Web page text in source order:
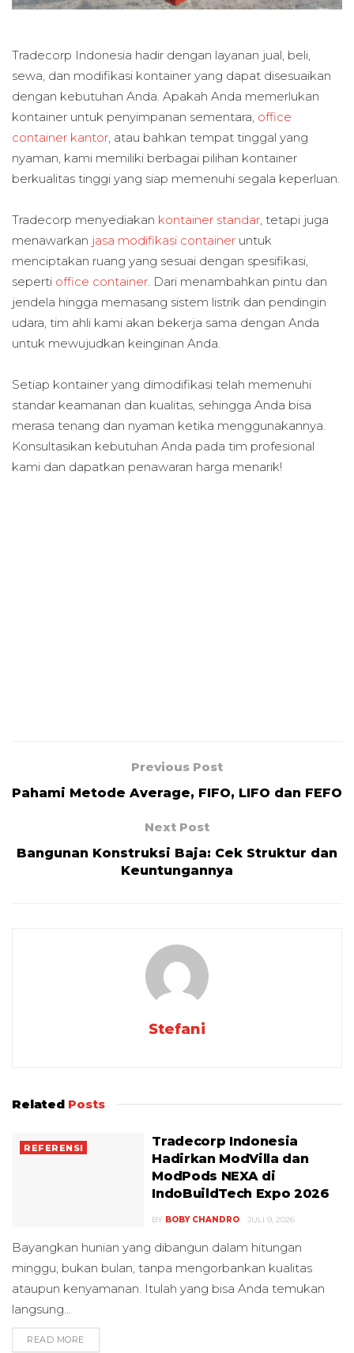
Tradecorp Indonesia hadir dengan layanan jual, beli,
sewa, dan modifikasi kontainer yang dapat disesuaikan
dengan kebutuhan Anda. Apakah Anda memerlukan
kontainer untuk penyimpanan sementara, office
container kantor , atau bahkan tempat tinggal yang
nyaman, kami memiliki berbagai pilihan kontainer
berkualitas tinggi yang siap memenuhi segala keperluan.
Tradecorp menyediakan kontainer standar, tetapi juga
menawarkan jasa modifikasi container untuk
menciptakan ruang yang sesuai dengan spesifikasi,
seperti office container. Dari menambahkan pintu dan
jendela hingga memasang sistem listrik dan pendingin
udara, tim ahli kami akan bekerja sama dengan Anda
untuk mewujudkan keinginan Anda.
Setiap kontainer yang dimodifikasi telah memenuhi
standar keamanan dan kualitas, sehingga Anda bisa
merasa tenang dan nyaman ketika menggunakannya.
Konsultasikan kebutuhan Anda pada tim profesional
kami dan dapatkan penawaran harga menarik!
Previous Post
Pahami Metode Average, FIFO, LIFO dan FEFO
Next Post
Bangunan Konstruksi Baja: Cek Struktur dan
Keuntungannya
Stefani
Related Posts
REFERENSI
Tradecorp Indonesia
Hadirkan ModVilla dan
ModPods NEXA di
IndoBuildTech Expo 2026
BY BOBY CHANDRO JULI 9, 2026
Bayangkan hunian yang dibangun dalam hitungan
minggu, bukan bulan, tanpa mengorbankan kualitas
ataupun kenyamanan. Itulah yang bisa Anda temukan
langsung...
READ MORE